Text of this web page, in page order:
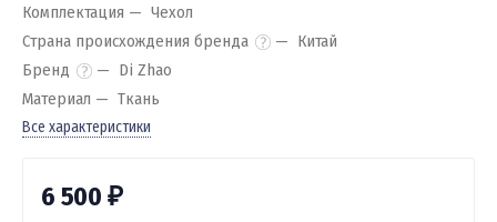
Комплектация
Чехол
Страна происхождения бренда
Китай
Бренд
Di Zhao
Материал
Ткань
Все характеристики
6 500 ₽